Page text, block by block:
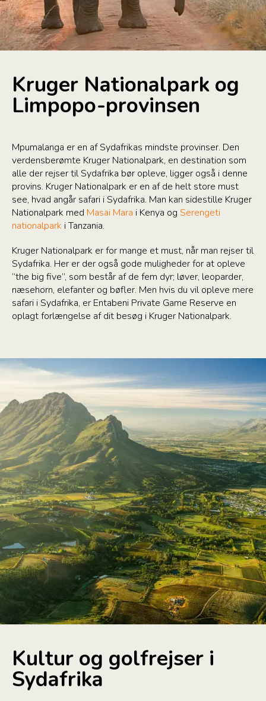
Kruger Nationalpark og
Limpopo-provinsen
Mpumalanga er en af Sydafrikas mindste provinser. Den
verdensberømte Kruger Nationalpark, en destination som
alle der rejser til Sydafrika bør opleve, ligger også i denne
provins. Kruger Nationalpark er en af de helt store must
see, hvad angår safari i Sydafrika. Man kan sidestille Kruger
Nationalpark med Masai Mara i Kenya og Serengeti
nationalpark i Tanzania.
Kruger Nationalpark er for mange et must, når man rejser til
Sydafrika. Her er der også gode muligheder for at opleve
”the big five”, som består af de fem dyr; løver, leoparder,
næsehorn, elefanter og bøfler. Men hvis du vil opleve mere
safari i Sydafrika, er Entabeni Private Game Reserve en
oplagt forlængelse af dit besøg i Kruger Nationalpark.
Kultur og golfrejser i
Sydafrika